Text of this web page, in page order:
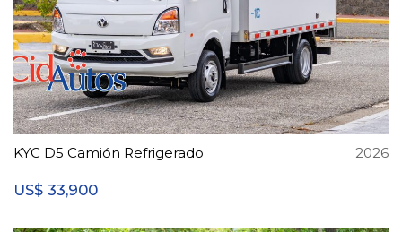
KYC D5 Camión Refrigerado 2026
US$ 33,900